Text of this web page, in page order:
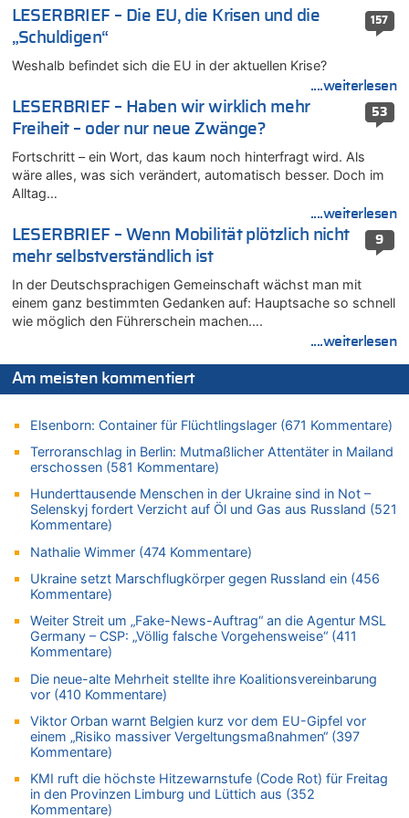
06.08.2026 - 13:27 von Hubert F. zu
Wasserstand des Rheins in NRW so niedrig wie noch nie
06.08.2026 - 13:20 von Speck für die Mâuse zu
FIFA-Spitze demonstriert Einigkeit trotz Kritik und neuer
Vorwürfe gegen Präsident Gianni Infantino
06.08.2026 - 12:41 von Hugo Egon Bernhard von Sinnen zu
Frau hörte Stimmen aus Haus des verstorbenen Nachbarn
06.08.2026 - 12:36 von Gärlinde zu
Aachen ab 11. August wieder Mekka des Pferdesports –
06.08.2026 - 12:26 von Guido Scholzen zu
Zweite Hitzewelle in diesem Sommer ist jetzt amtlich
06.08.2026 - 12:17 von Sparwasser zu
Zweite Hitzewelle in diesem Sommer ist jetzt amtlich
06.08.2026 - 12:13 von Dax zu
Zweite Hitzewelle in diesem Sommer ist jetzt amtlich
06.08.2026 - 12:13 von Heinz F. zu
Mehrere Menschen in Londons City niedergestochen
Zweite Hitzewelle in diesem Sommer ist jetzt amtlich
06.08.2026 - 12:08 von Medium zu
Frau hörte Stimmen aus Haus des verstorbenen Nachbarn
06.08.2026 - 11:52 von Hubert F. zu
Zweite Hitzewelle in diesem Sommer ist jetzt amtlich
Zweite Hitzewelle in diesem Sommer ist jetzt amtlich
06.08.2026 - 11:42 von Willi Müller zu
Eschweiler: 16-Jähriger soll seine Oma ermordet haben
06.08.2026 - 11:35 von ne Hondsjong zu
Zweite Hitzewelle in diesem Sommer ist jetzt amtlich
06.08.2026 - 11:11 von Dax zu
Wie kam es zur Ceuta-Krise?
06.08.2026 - 10:39 von Mungo zu
Wasserstand des Rheins in NRW so niedrig wie noch nie
06.08.2026 - 10:34 von Ostbelgien Direkt zu
Tessa Wullaert knackt die 100-Tore-Marke für die Red Flames
06.08.2026 - 10:20 von Dax zu
157
LESERBRIEF – Die EU, die Krisen und die
„Schuldigen“
Weshalb befindet sich die EU in der aktuellen Krise?
....weiterlesen
53
LESERBRIEF – Haben wir wirklich mehr
Freiheit – oder nur neue Zwänge?
Fortschritt – ein Wort, das kaum noch hinterfragt wird. Als
wäre alles, was sich verändert, automatisch besser. Doch im
Alltag…
....weiterlesen
9
LESERBRIEF – Wenn Mobilität plötzlich nicht
mehr selbstverständlich ist
In der Deutschsprachigen Gemeinschaft wächst man mit
einem ganz bestimmten Gedanken auf: Hauptsache so schnell
wie möglich den Führerschein machen….
....weiterlesen
Am meisten kommentiert
Elsenborn: Container für Flüchtlingslager (671 Kommentare)
Terroranschlag in Berlin: Mutmaßlicher Attentäter in Mailand
erschossen (581 Kommentare)
Hunderttausende Menschen in der Ukraine sind in Not –
Selenskyj fordert Verzicht auf Öl und Gas aus Russland (521
Kommentare)
Nathalie Wimmer (474 Kommentare)
Ukraine setzt Marschflugkörper gegen Russland ein (456
Kommentare)
Weiter Streit um „Fake-News-Auftrag“ an die Agentur MSL
Germany – CSP: „Völlig falsche Vorgehensweise“ (411
Kommentare)
Die neue-alte Mehrheit stellte ihre Koalitionsvereinbarung
vor (410 Kommentare)
Viktor Orban warnt Belgien kurz vor dem EU-Gipfel vor
einem „Risiko massiver Vergeltungsmaßnahmen“ (397
Kommentare)
KMI ruft die höchste Hitzewarnstufe (Code Rot) für Freitag
in den Provinzen Limburg und Lüttich aus (352
Kommentare)